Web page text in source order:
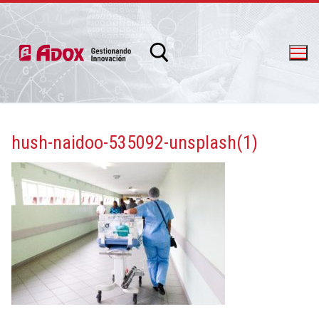
info@adox.com.ar whatsapp: 54 9 11 6230 2470
hush-naidoo-535092-unsplash(1)